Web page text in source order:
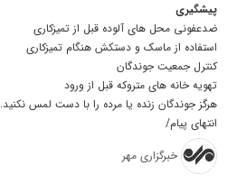
پیشگیری
ضدعفونی محل های آلوده قبل از تمیزکاری
استفاده از ماسک و دستکش هنگام تمیزکاری
کنترل جمعیت جوندگان
تهویه خانه های متروکه قبل از ورود
هرگز جوندگان زنده یا مرده را با دست لمس نکنید.
انتهای پیام/
خبرگزاری مهر